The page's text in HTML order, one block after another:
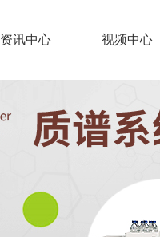
资讯中心 视频中心